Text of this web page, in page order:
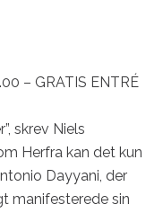
– GRATIS ENTRÉ
skrev Niels
Herfra kan det kun
Dayyani, der
manifesterede sin